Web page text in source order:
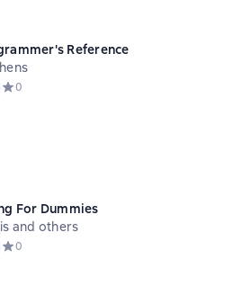
Reference
Средний рейтинг 0 на основе 0 оценок
0
For Dummies
and others
Средний рейтинг 0 на основе 0 оценок
0